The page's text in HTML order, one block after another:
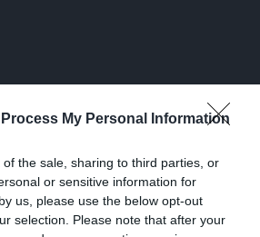
Process My Personal Information
the sale, sharing to third parties, or
or sensitive information for
us, please use the below opt-out
selection. Please note that after your
I più letti
al lago glaciale del Sorapiss:
ci entra anche col sup
bimbo e papà recuperati